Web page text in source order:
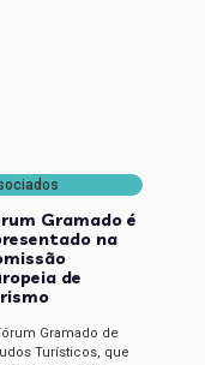
Gramado é
na
de
Gramado de
Turísticos, que